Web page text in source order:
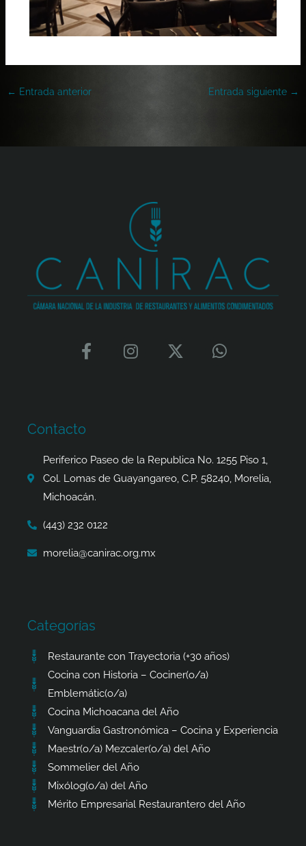
← Entrada anterior Entrada siguiente →
F
a
o
k
-
f
I
n
a
m
X
-
e
r
W
h
p
Contacto
Periferico Paseo de la Republica No. 1255 Piso 1,
Col. Lomas de Guayangareo, C.P. 58240, Morelia,
Michoacán.
(443) 232 0122
morelia@canirac.org.mx
Categorías
Restaurante con Trayectoria (+30 años)
Cocina con Historia – Cociner(o/a)
Emblemátic(o/a)
Cocina Michoacana del Año
Vanguardia Gastronómica – Cocina y Experiencia
Maestr(o/a) Mezcaler(o/a) del Año
Sommelier del Año
Mixólog(o/a) del Año
Mérito Empresarial Restaurantero del Año